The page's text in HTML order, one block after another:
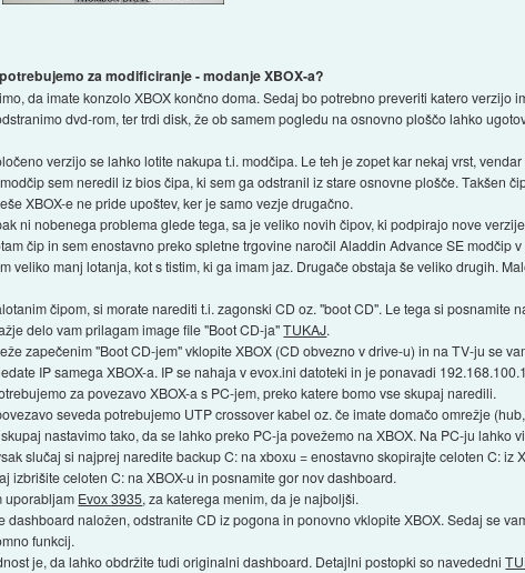
za modificiranje - modanje XBOX-a?
da imate konzolo XBOX končno doma. Sedaj bo potrebno preveriti katero verzijo
dvd-rom, ter trdi disk, že ob samem pogledu na osnovno ploščo lahko
verzijo se lahko lotite nakupa t.i. modčipa. Le teh je zopet kar nekaj vrst,
sem neredil iz bios čipa, ki sem ga odstranil iz stare osnovne plošče. Takšen
XBOX-e ne pride upoštev, ker je samo vezje drugačno.
ni nobenega problema glede tega, sa je veliko novih čipov, ki podpirajo nove
čip in sem enostavno preko spletne trgovine naročil Aladdin Advance SE modčip
veliko manj lotanja, kot s tistim, ki ga imam jaz. Drugače obstaja še veliko drugih.
čipom, si morate narediti t.i. zagonski CD oz. "boot CD". Le tega si posnamite
delo vam prilagam image file "Boot CD-ja"TUKAJ.
zapečenim "Boot CD-jem" vklopite XBOX (CD obvezno v drive-u) in na TV-ju se
IP samega XBOX-a. IP se nahaja v evox.ini datoteki in je ponavadi
za povezavo XBOX-a s PC-jem, preko katere bomo vse skupaj naredili.
seveda potrebujemo UTP crossover kabel oz. če imate domačo omrežje
nastavimo tako, da se lahko preko PC-ja povežemo na XBOX. Na PC-ju lahko
slučaj si najprej naredite backup C: na xboxu = enostavno skopirajte celoten C: iz
izbrišite celoten C: na XBOX-u in posnamite gor nov dashboard.
uporabljam Evox 3935, za katerega menim, da je najboljši.
dashboard naložen, odstranite CD iz pogona in ponovno vklopite XBOX. Sedaj se
funkcij.
je, da lahko obdržite tudi originalni dashboard. Detajlni postopki so navededni